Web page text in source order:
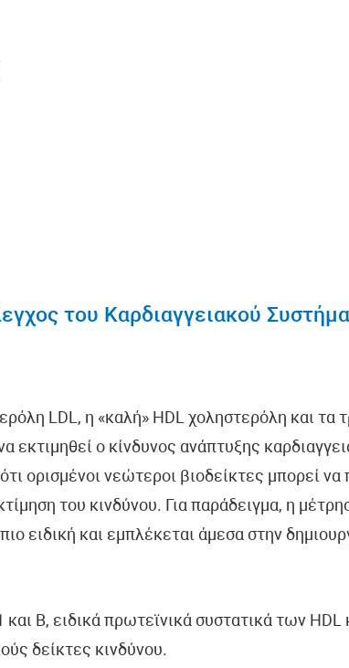
του Καρδιαγγειακού
LDL, η «καλή» HDL χοληστερόλη και τα
εκτιμηθεί ο κίνδυνος ανάπτυξης
ορισμένοι νεώτεροι βιοδείκτες μπορεί
του κινδύνου. Για παράδειγμα, η
ειδική και εμπλέκεται άμεσα στην
Β, ειδικά πρωτεϊνικά συστατικά των HDL
δείκτες κινδύνου.